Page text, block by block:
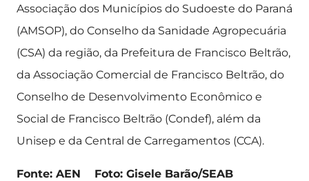
Associação dos Municípios do Sudoeste do Paraná
(AMSOP), do Conselho da Sanidade Agropecuária
(CSA) da região, da Prefeitura de Francisco Beltrão,
da Associação Comercial de Francisco Beltrão, do
Conselho de Desenvolvimento Econômico e
Social de Francisco Beltrão (Condef), além da
Unisep e da Central de Carregamentos (CCA).
Fonte: AEN Foto: Gisele Barão/SEAB